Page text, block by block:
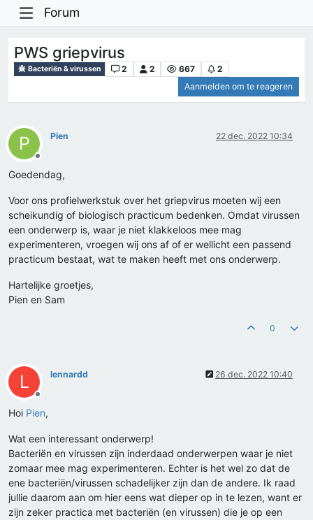
Forum
PWS griepvirus
Bacteriën & virussen 2 2 667
2
Aanmelden om te reageren
P
Offline
Pien 22 dec. 2022 10:34
Goedendag,
Voor ons profielwerkstuk over het griepvirus moeten wij een
scheikundig of biologisch practicum bedenken. Omdat virussen
een onderwerp is, waar je niet klakkeloos mee mag
experimenteren, vroegen wij ons af of er wellicht een passend
practicum bestaat, wat te maken heeft met ons onderwerp.
Hartelijke groetjes,
Pien en Sam
0
L
Offline
lennardd 26 dec. 2022 10:40
Hoi Pien,
Wat een interessant onderwerp!
Bacteriën en virussen zijn inderdaad onderwerpen waar je niet
zomaar mee mag experimenteren. Echter is het wel zo dat de
ene bacteriën/virussen schadelijker zijn dan de andere. Ik raad
jullie daarom aan om hier eens wat dieper op in te lezen, want er
zijn zeker practica met bacteriën (en virussen) die je op een